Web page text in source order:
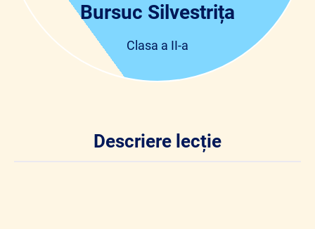
Bursuc Silvestrița
Clasa a II-a
Descriere lecție